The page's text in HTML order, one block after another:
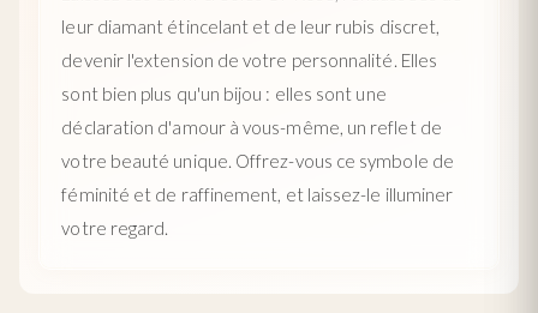
leur diamant étincelant et de leur rubis discret,
devenir l'extension de votre personnalité. Elles
sont bien plus qu'un bijou : elles sont une
déclaration d'amour à vous-même, un reflet de
votre beauté unique. Offrez-vous ce symbole de
féminité et de raffinement, et laissez-le illuminer
votre regard.